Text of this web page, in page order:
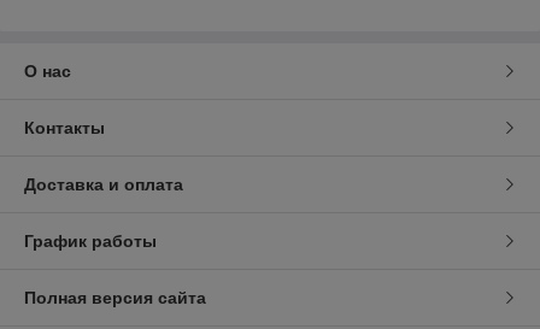
О нас
Контакты
Доставка и оплата
График работы
Полная версия сайта